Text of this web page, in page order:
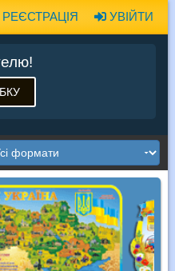
УВІЙТИ
РЕЄСТРАЦІЯ